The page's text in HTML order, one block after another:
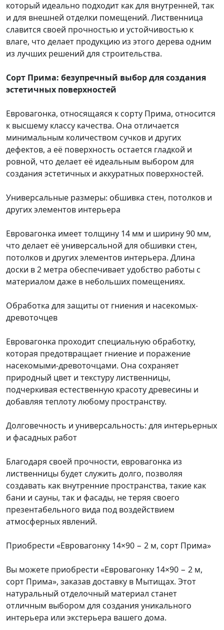
который идеально подходит как для внутренней, так
и для внешней отделки помещений. Лиственница
славится своей прочностью и устойчивостью к
влаге, что делает продукцию из этого дерева одним
из лучших решений для строительства.
Сорт Прима: безупречный выбор для создания
эстетичных поверхностей
Евровагонка, относящаяся к сорту Прима, относится
к высшему классу качества. Она отличается
минимальным количеством сучков и других
дефектов, а её поверхность остается гладкой и
ровной, что делает её идеальным выбором для
создания эстетичных и аккуратных поверхностей.
Универсальные размеры: обшивка стен, потолков и
других элементов интерьера
Евровагонка имеет толщину 14 мм и ширину 90 мм,
что делает её универсальной для обшивки стен,
потолков и других элементов интерьера. Длина
доски в 2 метра обеспечивает удобство работы с
материалом даже в небольших помещениях.
Обработка для защиты от гниения и насекомых-
древоточцев
Евровагонка проходит специальную обработку,
которая предотвращает гниение и поражение
насекомыми-древоточцами. Она сохраняет
природный цвет и текстуру лиственницы,
подчеркивая естественную красоту древесины и
добавляя теплоту любому пространству.
Долговечность и универсальность: для интерьерных
и фасадных работ
Благодаря своей прочности, евровагонка из
лиственницы будет служить долго, позволяя
создавать как внутренние пространства, такие как
бани и сауны, так и фасады, не теряя своего
презентабельного вида под воздействием
атмосферных явлений.
Приобрести «Евровагонку 14×90 − 2 м, сорт Прима»
Вы можете приобрести «Евровагонку 14×90 − 2 м,
сорт Прима», заказав доставку в Мытищах. Этот
натуральный отделочный материал станет
отличным выбором для создания уникального
интерьера или экстерьера вашего дома.